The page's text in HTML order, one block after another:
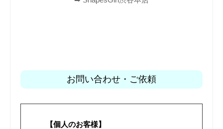
お問い合わせ・ご依頼
【個人のお客様】